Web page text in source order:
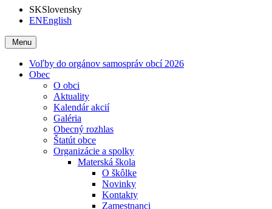
SKSlovensky
ENEnglish
Menu
Voľby do orgánov samospráv obcí 2026
Obec
O obci
Aktuality
Kalendár akcií
Galéria
Obecný rozhlas
Štatút obce
Organizácie a spolky
Materská škola
O škôlke
Novinky
Kontakty
Zamestnanci